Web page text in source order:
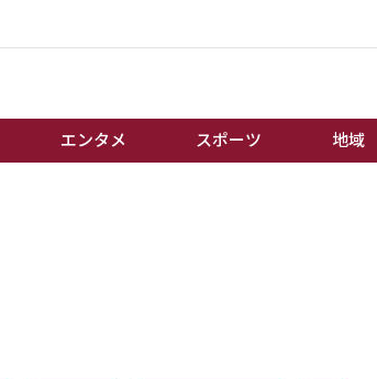
エンタメ スポーツ 地域